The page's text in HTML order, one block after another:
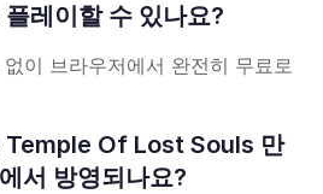
레이할 수 있나요?
이 브라우저에서 완전히 무료로
Of Lost Souls 만
서 방영되나요?